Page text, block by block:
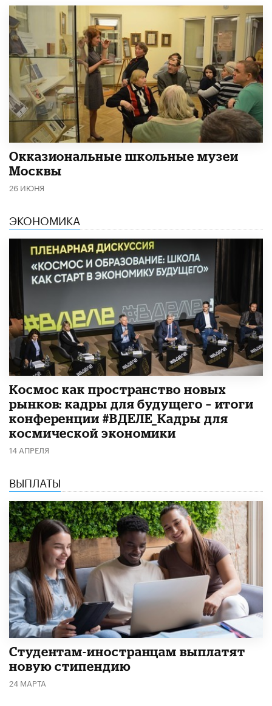
​Окказиональные школьные музеи
Москвы
26 ИЮНЯ
ЭКОНОМИКА
Космос как пространство новых
рынков: кадры для будущего – итоги
конференции #ВДЕЛЕ_Кадры для
космической экономики
14 АПРЕЛЯ
ВЫПЛАТЫ
Студентам-иностранцам выплатят
новую стипендию
24 МАРТА